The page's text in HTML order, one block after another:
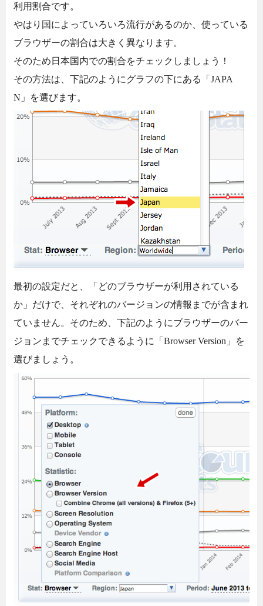
利用割合です。
やはり国によっていろいろ流行があるのか、使っている
ブラウザーの割合は大きく異なります。
そのため日本国内での割合をチェックしましょう！
その方法は、下記のようにグラフの下にある「JAPA
N」を選びます。
最初の設定だと、「どのブラウザーが利用されている
か」だけで、それぞれのバージョンの情報までが含まれ
ていません。そのため、下記のようにブラウザーのバー
ジョンまでチェックできるように「Browser Version」を
選びましょう。